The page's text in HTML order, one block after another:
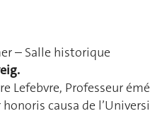
– Salle historique
Lefebvre, Professeur
honoris causa de